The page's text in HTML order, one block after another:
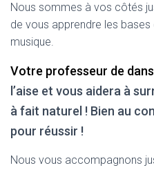
Nous sommes à vos côtés
de vous apprendre les
musique.
Votre professeur de
l’aise et vous aidera à
à fait naturel ! Bien au
pour réussir !
Nous vous accompagnons